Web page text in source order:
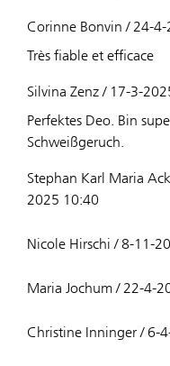
Corinne Bonvin / 24-
Très fiable et efficace
Silvina Zenz / 17-3-
Perfektes Deo. Bin
Schweißgeruch.
Stephan Karl Maria
2025 10:40
Nicole Hirschi / 8-11-
Maria Jochum / 22-4-
Christine Inninger / 6-